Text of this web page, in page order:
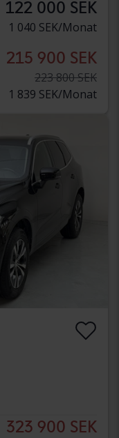
122 000 SEK
1 040 SEK/Monat
215 900 SEK
223 800 SEK
1 839 SEK/Monat
323 900 SEK